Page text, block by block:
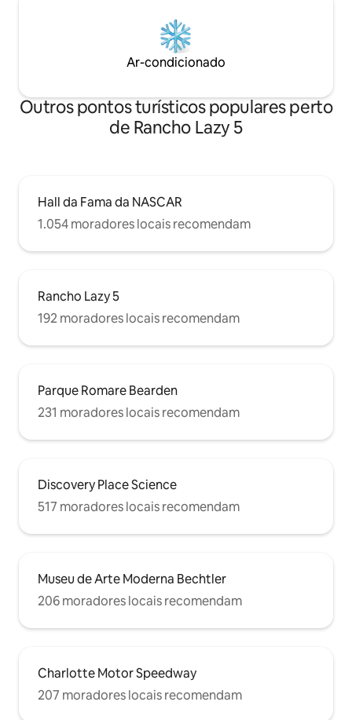
Ar-condicionado
Outros pontos turísticos populares perto
de Rancho Lazy 5
Hall da Fama da NASCAR
1.054 moradores locais recomendam
Rancho Lazy 5
192 moradores locais recomendam
Parque Romare Bearden
231 moradores locais recomendam
Discovery Place Science
517 moradores locais recomendam
Museu de Arte Moderna Bechtler
206 moradores locais recomendam
Charlotte Motor Speedway
207 moradores locais recomendam